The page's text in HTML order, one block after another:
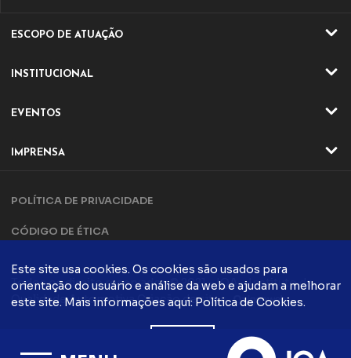
ESCOPO DE ATUAÇÃO
ATIVIDADES
INSTITUCIONAL
QUEM SOMOS
DIRETORIA E CONSELHO
PARCERIAS
POLÍTICA DA QUALIDADE
FALE CONOSCO
CONTATO
TRABALHE CONOSCO
EVENTOS
EVENTOS ONLINE
EVENTOS PRESENCIAIS
EVENTO PRESENCIAIS
FÓRUM DA QUALIDADE
IMPRENSA
CONTATO
COMUNICAÇÃO
POLÍTICA DE PRIVACIDADE
CÓDIGO DE ÉTICA
Todos os direito reservados © 2021 - IQA - Instituto da
Qualidade AutomotivaCriação de sites
Este site usa cookies. Os cookies são usados ​​para
orientação do usuário e análise da web e ajudam a melhorar
este site. Mais informações aqui: Política de Cookies.